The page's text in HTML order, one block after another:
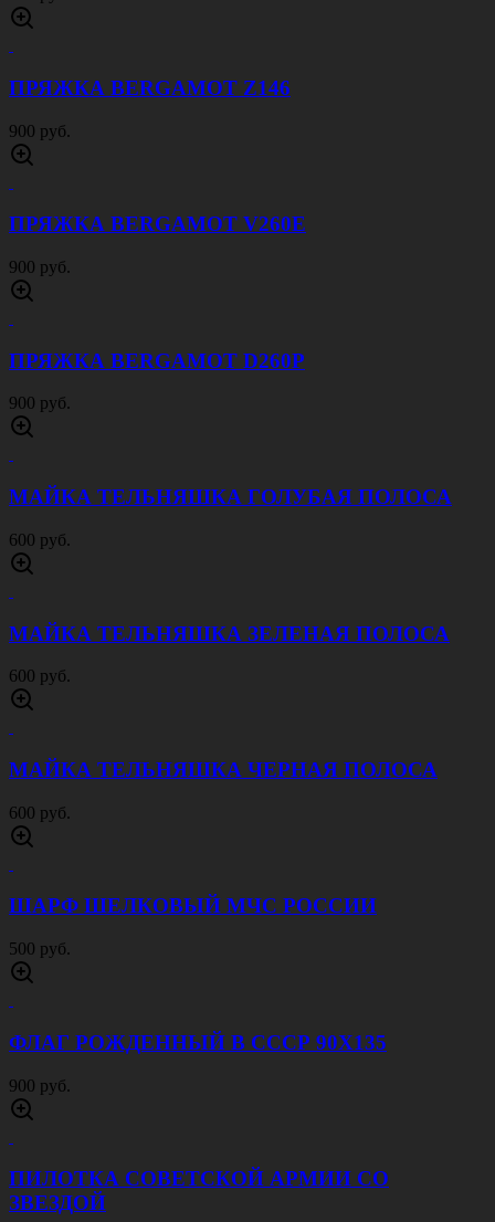
ПРЯЖКА BERGAMOT Z146
900 руб.
ПРЯЖКА BERGAMOT V260E
900 руб.
ПРЯЖКА BERGAMOT D260P
900 руб.
МАЙКА ТЕЛЬНЯШКА ГОЛУБАЯ ПОЛОСА
600 руб.
МАЙКА ТЕЛЬНЯШКА ЗЕЛЕНАЯ ПОЛОСА
600 руб.
МАЙКА ТЕЛЬНЯШКА ЧЕРНАЯ ПОЛОСА
600 руб.
ШАРФ ШЕЛКОВЫЙ МЧС РОССИИ
500 руб.
ФЛАГ РОЖДЕННЫЙ В СССР 90Х135
900 руб.
ПИЛОТКА СОВЕТСКОЙ АРМИИ CО
ЗВЕЗДОЙ